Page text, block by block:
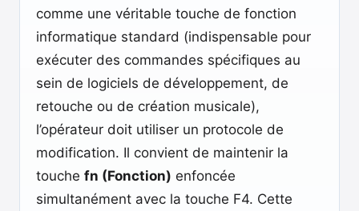
comme une véritable touche de fonction
informatique standard (indispensable pour
exécuter des commandes spécifiques au
sein de logiciels de développement, de
retouche ou de création musicale),
l’opérateur doit utiliser un protocole de
modification. Il convient de maintenir la
touche fn (Fonction) enfoncée
simultanément avec la touche F4. Cette